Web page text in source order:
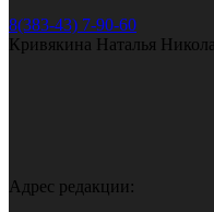
8(383-43) 7-90-60
Кривякина Наталья
Адрес редакции: